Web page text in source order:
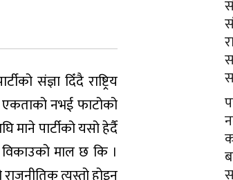
संज्ञा दिँदै राष्ट्रिय
एकताको नभई फाटोको
माने पार्टीको यसो हेर्दै
माल छ कि ।